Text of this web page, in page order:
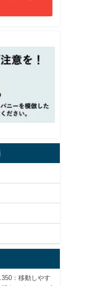
：移動しやす